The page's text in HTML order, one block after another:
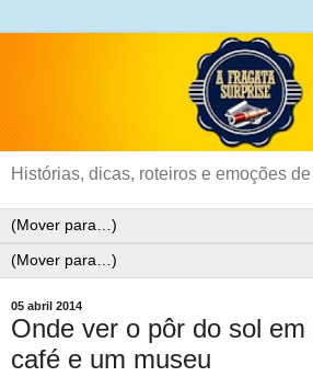
Histórias, dicas, roteiros e emoções
05 abril 2014
Onde ver o pôr do sol
café e um museu